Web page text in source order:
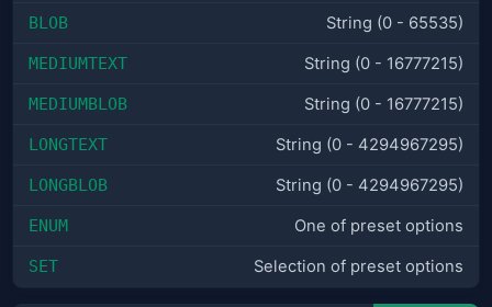
BLOB String (0 - 65535)
MEDIUMTEXT String (0 - 16777215)
MEDIUMBLOB String (0 - 16777215)
LONGTEXT String (0 - 429496­7295)
LONGBLOB String (0 - 429496­7295)
ENUM One of preset options
SET Selection of preset options